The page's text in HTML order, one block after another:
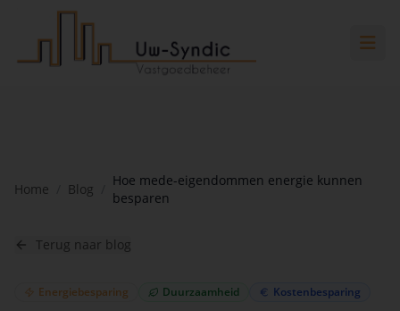
Spring naar hoofdinhoud
Spring naar hoofdinhoud
Home Blog
Hoe mede-eigendommen energie kunnen
besparen
Terug naar blog
Energiebesparing Duurzaamheid Kostenbesparing